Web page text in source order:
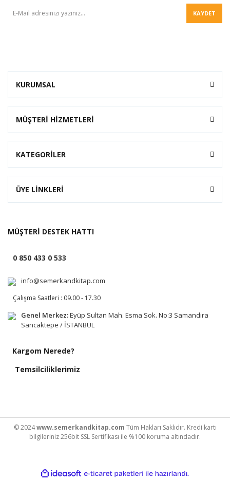
KAYDET
KURUMSAL
MÜŞTERİ HİZMETLERİ
KATEGORİLER
ÜYE LİNKLERİ
MÜŞTERİ DESTEK HATTI
0 850 433 0 533
info@semerkandkitap.com
Çalışma Saatleri : 09.00 - 17.30
Genel Merkez:Eyüp Sultan Mah. Esma Sok. No:3 Samandıra
Sancaktepe / İSTANBUL
Kargom Nerede?
Temsilciliklerimiz
© 2024www.semerkandkitap.com Tüm Hakları Saklıdır. Kredi kartı
bilgileriniz 256bit SSL Sertifikası ile %100 koruma altındadır.
ideasoft e-